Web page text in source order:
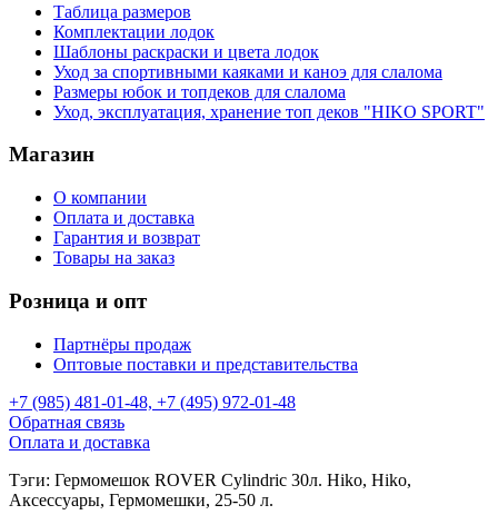
Таблица размеров
Комплектации лодок
Шаблоны раскраски и цвета лодок
Уход за спортивными каяками и каноэ для слалома
Размеры юбок и топдеков для слалома
Уход, эксплуатация, хранение топ деков "HIKO SPORT"
Магазин
О компании
Оплата и доставка
Гарантия и возврат
Товары на заказ
Розница и опт
Партнёры продаж
Оптовые поставки и представительства
+7 (985) 481-01-48, +7 (495) 972-01-48
Обратная связь
Оплата и доставка
Тэги: Гермомешок ROVER Cylindric 30л. Hiko, Hiko,
Аксессуары, Гермомешки, 25-50 л.